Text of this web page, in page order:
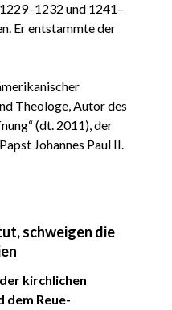
und 1241–
Er entstammte der
Theologe, Autor des
(dt. 2011), der
Johannes Paul II.
schweigen die
kirchlichen
dem Reue-